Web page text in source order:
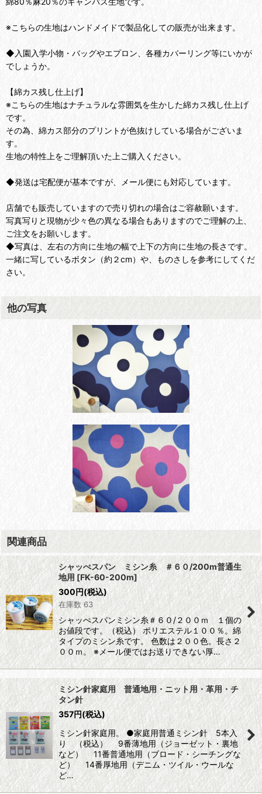
※こちらの生地はハンドメイドで製品化しての販売が出来ます。
◆入園入学小物・バッグやエプロン、各種カバーリング等にいかが
でしょうか。
【綿カス残し仕上げ】
※こちらの生地はナチュラルな雰囲気を生かした綿カス残し仕上げ
です。
その為、綿カス部分のプリントが色抜けしている場合がございま
す。
生地の特性上をご理解頂いた上ご購入ください。
◆発送は宅配便が基本ですが、メール便にも対応しています。
店舗でも販売していますので売り切れの場合はご容赦願います。
写真写りと現物が少々色の異なる場合もありますのでご理解の上、
ご注文をお願いします。
◆写真は、左右の方向に生地の幅で上下の方向に生地の長さです。
一緒に写しているボタン（約２cm）や、ものさしを参考にしてくだ
さい。
他の写真
関連商品
シャッぺスパン ミシン糸 ＃６０/200m普通生
地用[FK-60-200m]
300円(税込)
在庫数 63
シャッぺスパンミシン糸＃６０/２００ｍ １個の
お値段です。（税込） ポリエステル１００％。綿
タイプのミシン糸です。 色数は２００色。長さ２
００ｍ。 ※メール便ではお送りできない厚…
ミシン針家庭用 普通地用・ニット用・革用・チ
タン針
357円(税込)
ミシン針家庭用。 ●家庭用普通ミシン針 5本入
り （税込） 9番薄地用（ジョーゼット・裏地
など） 11番普通地用（ブロード・シーチングな
ど） 14番厚地用（デニム・ツイル・ウールな
ど…